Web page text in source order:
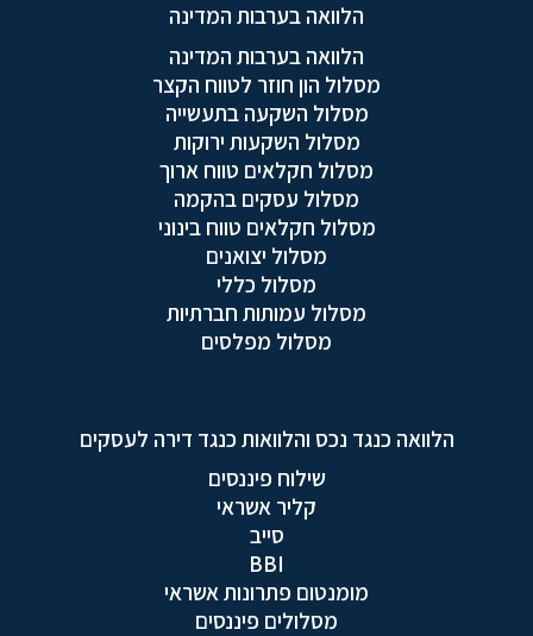
הלוואה בערבות המדינה
הלוואה בערבות המדינה
מסלול הון חוזר לטווח הקצר
מסלול השקעה בתעשייה
מסלול השקעות ירוקות
מסלול חקלאים טווח ארוך
מסלול עסקים בהקמה
מסלול חקלאים טווח בינוני
מסלול יצואנים
מסלול כללי
מסלול עמותות חברתיות
מסלול מפלסים
הלוואה כנגד נכס והלוואות כנגד דירה לעסקים
שילוח פיננסים
קליר אשראי
סייב
BBI
מומנטום פתרונות אשראי
מסלולים פיננסים